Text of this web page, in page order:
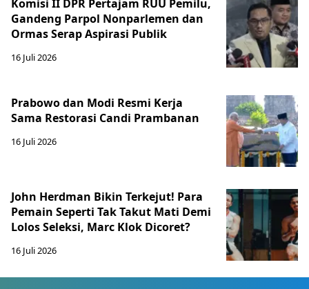
Komisi II DPR Pertajam RUU Pemilu,
Gandeng Parpol Nonparlemen dan
Ormas Serap Aspirasi Publik
16 Juli 2026
Prabowo dan Modi Resmi Kerja
Sama Restorasi Candi Prambanan
16 Juli 2026
John Herdman Bikin Terkejut! Para
Pemain Seperti Tak Takut Mati Demi
Lolos Seleksi, Marc Klok Dicoret?
16 Juli 2026